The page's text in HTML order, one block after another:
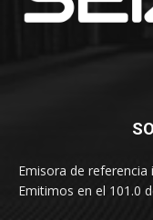
Emisora de referencia
Emitimos en el 101.0